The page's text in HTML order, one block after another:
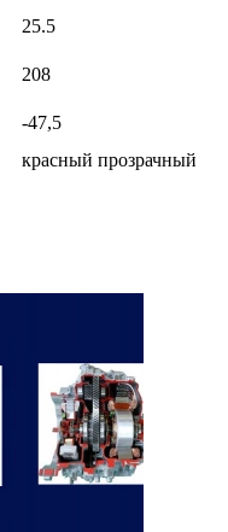
25.5
208
-47,5
красный прозрачный